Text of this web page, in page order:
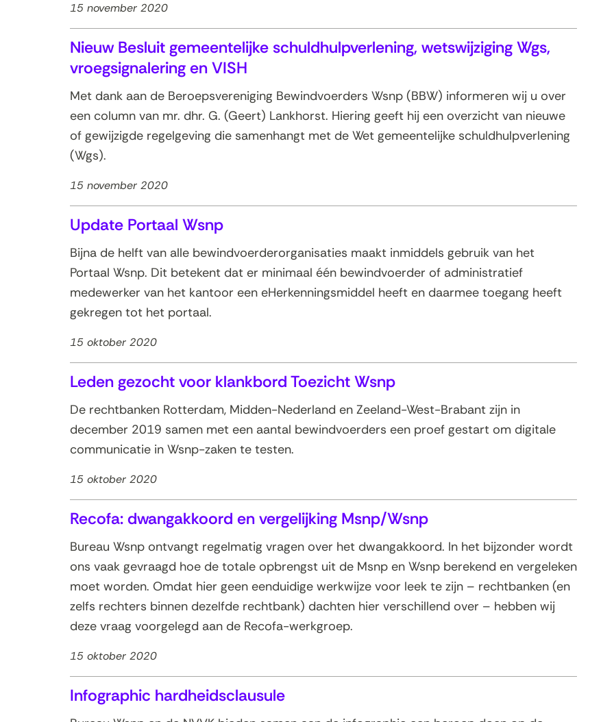
15 november 2020
Nieuw Besluit gemeentelijke schuldhulpverlening, wetswijziging Wgs,
vroegsignalering en VISH
Met dank aan de Beroepsvereniging Bewindvoerders Wsnp (BBW) informeren wij u over
een column van mr. dhr. G. (Geert) Lankhorst. Hiering geeft hij een overzicht van nieuwe
of gewijzigde regelgeving die samenhangt met de Wet gemeentelijke schuldhulpverlening
(Wgs).
15 november 2020
Update Portaal Wsnp
Bijna de helft van alle bewindvoerderorganisaties maakt inmiddels gebruik van het
Portaal Wsnp. Dit betekent dat er minimaal één bewindvoerder of administratief
medewerker van het kantoor een eHerkenningsmiddel heeft en daarmee toegang heeft
gekregen tot het portaal.
15 oktober 2020
Leden gezocht voor klankbord Toezicht Wsnp
De rechtbanken Rotterdam, Midden-Nederland en Zeeland-West-Brabant zijn in
december 2019 samen met een aantal bewindvoerders een proef gestart om digitale
communicatie in Wsnp-zaken te testen.
15 oktober 2020
Recofa: dwangakkoord en vergelijking Msnp/Wsnp
Bureau Wsnp ontvangt regelmatig vragen over het dwangakkoord. In het bijzonder wordt
ons vaak gevraagd hoe de totale opbrengst uit de Msnp en Wsnp berekend en vergeleken
moet worden. Omdat hier geen eenduidige werkwijze voor leek te zijn – rechtbanken (en
zelfs rechters binnen dezelfde rechtbank) dachten hier verschillend over – hebben wij
deze vraag voorgelegd aan de Recofa-werkgroep.
15 oktober 2020
Infographic hardheidsclausule